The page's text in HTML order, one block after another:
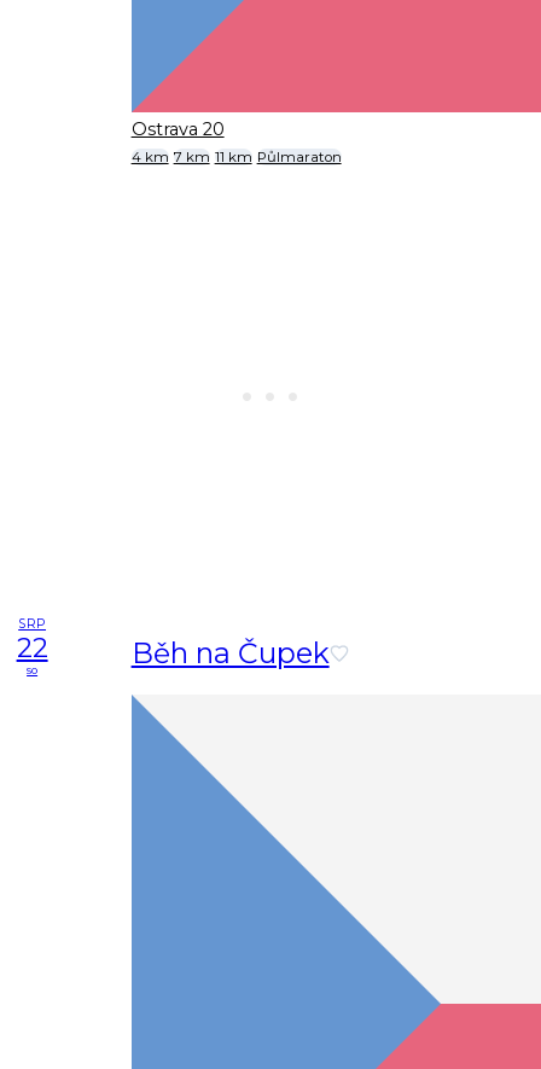
Ostrava 20
4 km 7 km 11 km Půlmaraton
SRP
22
so Běh na Čupek